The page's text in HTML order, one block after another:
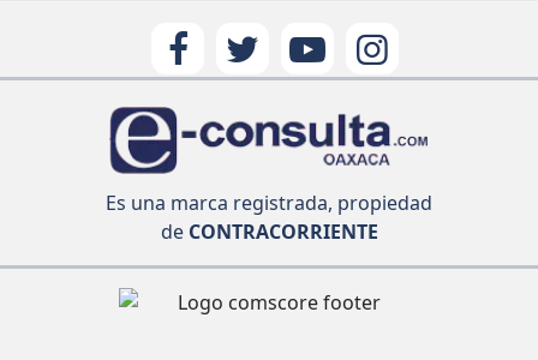
Es una marca registrada, propiedad
deCONTRACORRIENTE